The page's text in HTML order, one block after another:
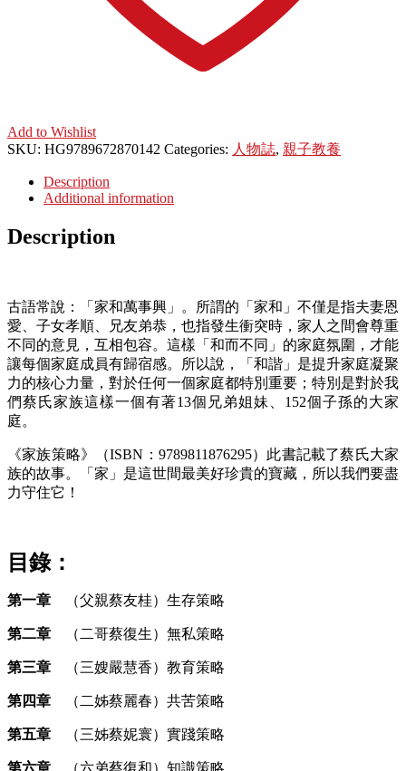
Add to Wishlist
SKU: HG9789672870142 Categories: 人物誌, 親子教養
Description
Additional information
Description
古語常說：「家和萬事興」。所謂的「家和」不僅是指夫妻恩
愛、子女孝順、兄友弟恭，也指發生衝突時，家人之間會尊重
不同的意見，互相包容。這樣「和而不同」的家庭氛圍，才能
讓每個家庭成員有歸宿感。所以說，「和諧」是提升家庭凝聚
力的核心力量，對於任何一個家庭都特別重要；特別是對於我
們蔡氏家族這樣一個有著13個兄弟姐妹、152個子孫的大家
庭。
《家族策略》（ISBN：9789811876295）此書記載了蔡氏大家
族的故事。「家」是這世間最美好珍貴的寶藏，所以我們要盡
力守住它！
目錄：
第一章 （父親蔡友桂）生存策略
第二章 （二哥蔡復生）無私策略
第三章 （三嫂嚴慧香）教育策略
第四章 （二姊蔡麗春）共苦策略
第五章 （三姊蔡妮寰）實踐策略
第六章 （六弟蔡復和）知識策略